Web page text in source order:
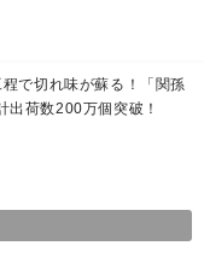
で切れ味が蘇る！「関孫
出荷数200万個突破！